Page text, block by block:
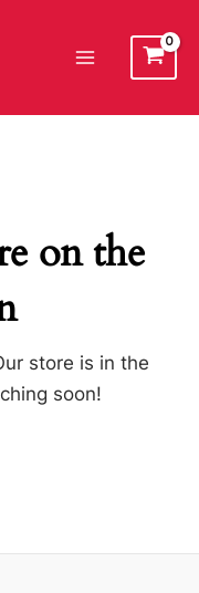
on the
store is in the
soon!